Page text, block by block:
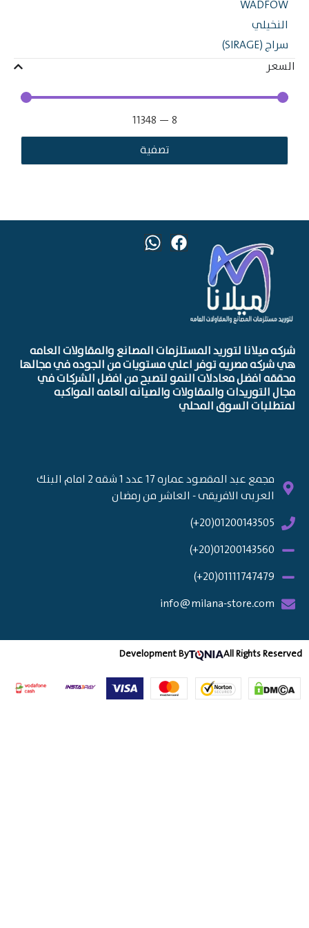
11348
ميلانا لتوريد المستلزمات المصانع والمقاولات العامه
مصريه توفر اعلي مستويات من الجوده في مجالها
افضل معادلات النمو لتصبح من افضل الشركات في
التوريدات والمقاولات والصيانه العامه المواكبه
السوق المحلي
مجمع عبد المقصود عماره 17 عدد 1 شقه 2 امام البنك
العربى الافريقى - العاشر من رمضان
01200143505(20+)
01200143560(20+)
01111747479(20+)
info@milana-store.com
All Rights
Development By